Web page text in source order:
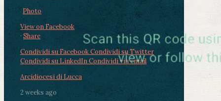
Photo
View on Facebook
· Share
Condividi su FacebookCondividi su Twitter
Condividi su LinkedInCondividi via email
Arcidiocesi di Lucca
2 weeks ago